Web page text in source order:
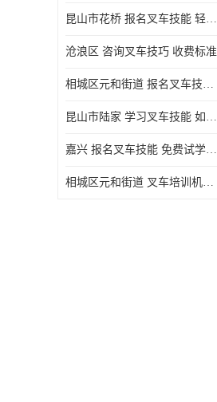
昆山市花桥 报名叉车技能 轻松试学无压力
沧浪区 咨询叉车技巧 收费标准
相城区元和街道 报名叉车技能 没有学历怎么办
昆山市陆家 学习叉车技能 如何选择很重要
嘉兴 报名叉车技能 免费试学联系电话
相城区元和街道 叉车培训机构 如何选择很重要